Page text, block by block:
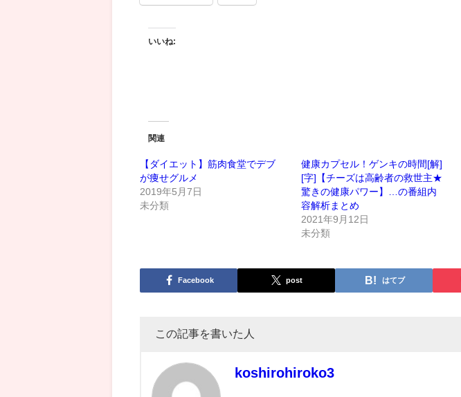
いいね:
関連
【ダイエット】筋肉食堂でデブ
が痩せグルメ
2019年5月7日
未分類
健康カプセル！ゲンキの時間[解]
[字]【チーズは高齢者の救世主★
驚きの健康パワー】…の番組内
容解析まとめ
2021年9月12日
未分類
Facebook post はてブ
この記事を書いた人
koshirohiroko3